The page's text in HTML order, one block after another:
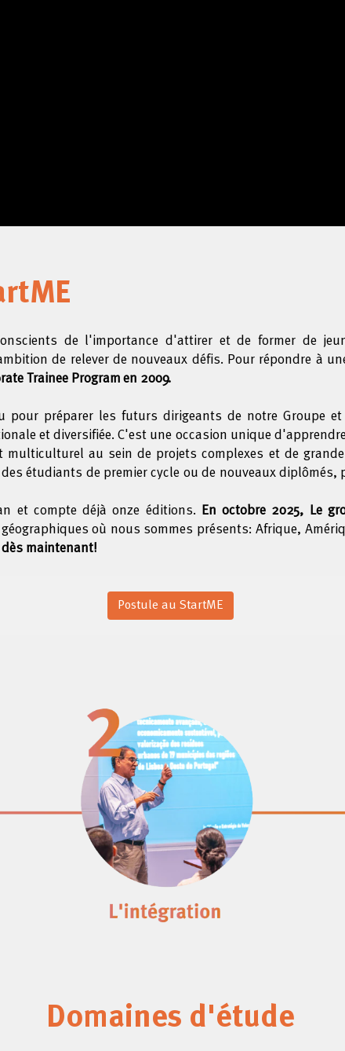
de l'importance d'attirer et de former de
de relever de nouveaux défis. Pour répondre à
Trainee Program en 2009.
pour préparer les futurs dirigeants de notre Groupe
et diversifiée. C'est une occasion unique
au sein de projets complexes et de
étudiants de premier cycle ou de nouveaux
et compte déjà onze éditions. En octobre 2025, Le
où nous sommes présents: Afrique,
maintenant!
Postule au StartME
Domaines d'étude